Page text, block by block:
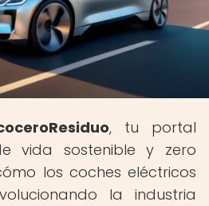
, tu portal
vida sostenible y zero
los coches eléctricos
la industria